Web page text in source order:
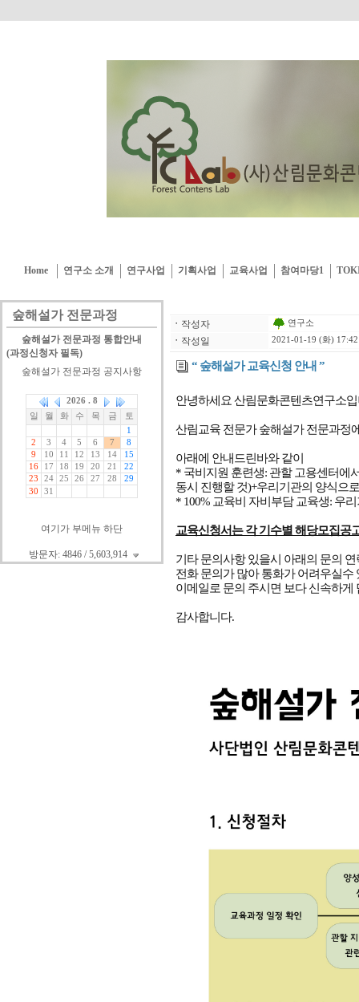
Home 연구소 소개 연구사업 기획사업 교육사업 참여마당1
숲해설가 전문과정
숲해설가 전문과정 통합안내
(과정신청자 필독)
숲해설가 전문과정 공지사항
여기가 부메뉴 하단
방문자: 4846 / 5,603,914
ㆍ 작성자 연구소
ㆍ 작성일 2021-01-19 (화) 17:42
“ 숲해설가 교육신청 안내 ”
안녕하세요 산림문화콘텐츠연구소
산림교육 전문가 숲해설가 전문과정
아래에 안내드린바와 같이
* 국비지원 훈련생:관할 고용센터에
동시 진행할 것)+우리기관의 양식으
* 100% 교육비 자비부담 교육생: 우
교육신청서는 각 기수별 해당모집공
기타 문의사항 있을시 아래의 문의
전화 문의가 많아 통화가 어려우실수
이메일로 문의 주시면 보다 신속하게
감사합니다.